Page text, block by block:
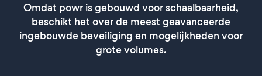
Omdat powr is gebouwd voor schaalbaarheid,
beschikt het over de meest geavanceerde
ingebouwde beveiliging en mogelijkheden voor
grote volumes.